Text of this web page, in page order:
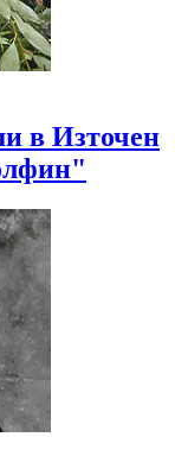
в Източен